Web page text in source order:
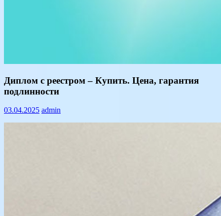
Информация
Диплом с реестром – Купить. Цена, гарантия
подлинности
03.04.2025 admin